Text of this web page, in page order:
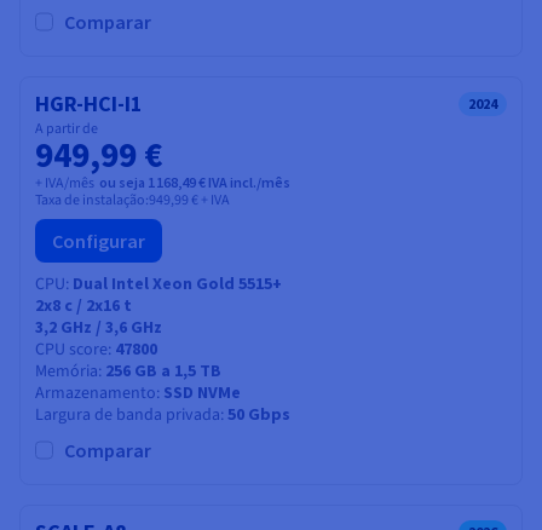
Comparar
HGR-HCI-I1 2024
A partir de
949,99 €
+ IVA/mês ou seja 1 168,49 € IVA incl./mês
Taxa de instalação:949,99 € + IVA
Configurar
CPU Dual Intel Xeon Gold 5515+
2x8 c / 2x16 t
3,2 GHz / 3,6 GHz
CPU score 47800
Memória 256 GB a 1,5 TB
Armazenamento SSD NVMe
Largura de banda privada 50 Gbps
Comparar